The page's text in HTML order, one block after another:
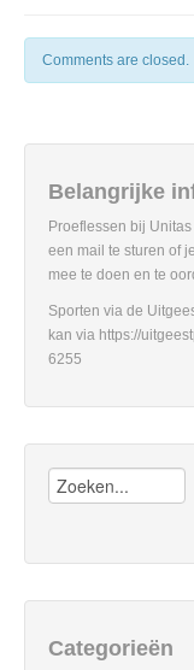
Comments are closed.
Belangrijke
Proeflessen bij
een mail te sturen of
mee te doen en te
Sporten via de
kan via https://
6255
Zoeken:
Categorieën